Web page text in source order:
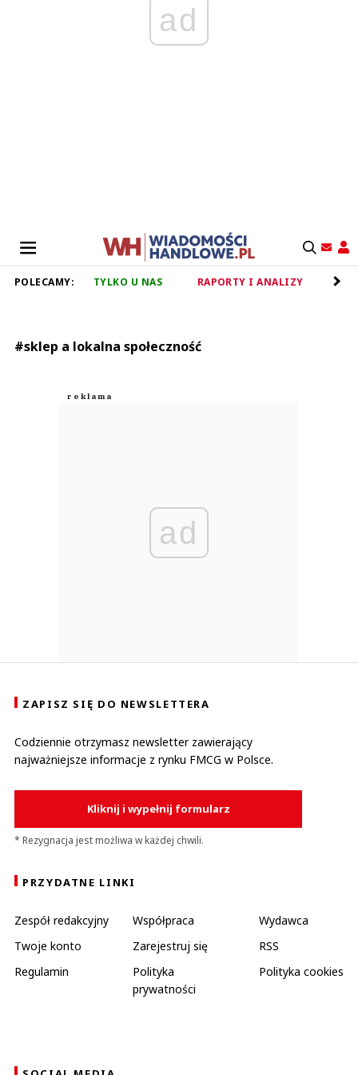
ad
POLECAMY: TYLKO U NAS RAPORTY I ANALIZY
#sklep a lokalna społeczność
ad
ZAPISZ SIĘ DO NEWSLETTERA
Codziennie otrzymasz newsletter zawierający
najważniejsze informacje z rynku FMCG w Polsce.
Kliknij i wypełnij formularz
* Rezygnacja jest możliwa w każdej chwili.
PRZYDATNE LINKI
Zespół redakcyjny Współpraca
Wydawca
Twoje konto
Zarejestruj się
RSS
Regulamin
Polityka
prywatności
Polityka cookies